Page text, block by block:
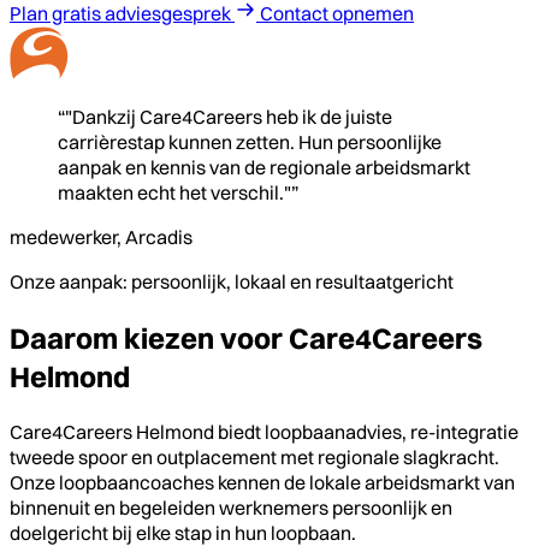
Plan gratis adviesgesprek
Contact opnemen
“"Dankzij Care4Careers heb ik de juiste
carrièrestap kunnen zetten. Hun persoonlijke
aanpak en kennis van de regionale arbeidsmarkt
maakten echt het verschil."”
medewerker, Arcadis
Onze aanpak: persoonlijk, lokaal en resultaatgericht
Daarom kiezen voor Care4Careers
Helmond
Care4Careers Helmond biedt loopbaanadvies, re-integratie
tweede spoor en outplacement met regionale slagkracht.
Onze loopbaancoaches kennen de lokale arbeidsmarkt van
binnenuit en begeleiden werknemers persoonlijk en
doelgericht bij elke stap in hun loopbaan.